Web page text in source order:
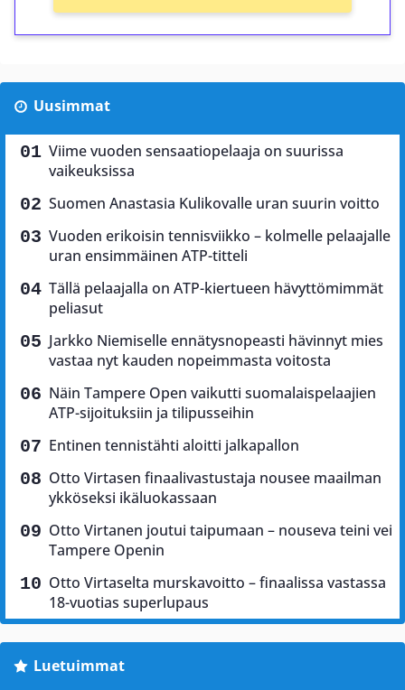
Uusimmat
Viime vuoden sensaatiopelaaja on suurissa
vaikeuksissa
Suomen Anastasia Kulikovalle uran suurin voitto
Vuoden erikoisin tennisviikko – kolmelle pelaajalle
uran ensimmäinen ATP-titteli
Tällä pelaajalla on ATP-kiertueen hävyttömimmät
peliasut
Jarkko Niemiselle ennätysnopeasti hävinnyt mies
vastaa nyt kauden nopeimmasta voitosta
Näin Tampere Open vaikutti suomalaispelaajien
ATP-sijoituksiin ja tilipusseihin
Entinen tennistähti aloitti jalkapallon
Otto Virtasen finaalivastustaja nousee maailman
ykköseksi ikäluokassaan
Otto Virtanen joutui taipumaan – nouseva teini vei
Tampere Openin
Otto Virtaselta murskavoitto – finaalissa vastassa
18-vuotias superlupaus
Luetuimmat